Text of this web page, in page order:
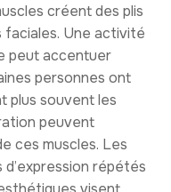
créent des plis
faciales. Une activité
peut accentuer
personnes ont
plus souvent les
peuvent
ces muscles. Les
répétés